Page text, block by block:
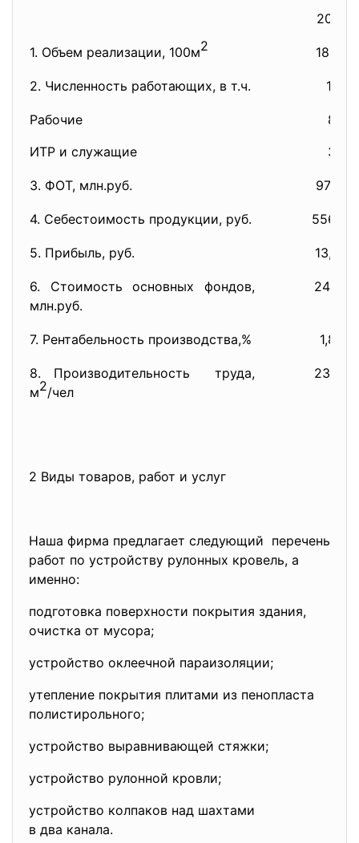
2001
1. Объем реализации, 100м2 184,3
2. Численность работающих, в т.ч. 11
Рабочие
ИТР и служащие
8
3
3. ФОТ, млн.руб. 97,87
4. Себестоимость продукции, руб. 556,18
5. Прибыль, руб. 13,20
6. Стоимость основных фондов,
млн.руб.
24,88
7. Рентабельность производства,% 1,86
8. Производительность труда,
м2/чел
23,04
2 Виды товаров, работ и услуг
Наша фирма предлагает следующий перечень
работ по устройству рулонных кровель, а
именно:
подготовка поверхности покрытия здания,
очистка от мусора;
устройство оклеечной параизоляции;
утепление покрытия плитами из пенопласта
полистирольного;
устройство выравнивающей стяжки;
устройство рулонной кровли;
устройство колпаков над шахтами
в два канала.